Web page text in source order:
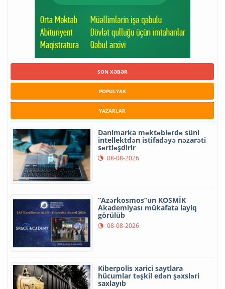
SON XƏBƏR
POPULYAR
YAZARLAR
Danimarka məktəblərdə süni
intellektdən istifadəyə nəzarəti
sərtləşdirir
08-08-2026
“Azərkosmos”un KOSMİK
Akademiyası mükafata layiq
görülüb
08-08-2026
Kiberpolis xarici saytlara
hücumlar təşkil edən şəxsləri
saxlayıb